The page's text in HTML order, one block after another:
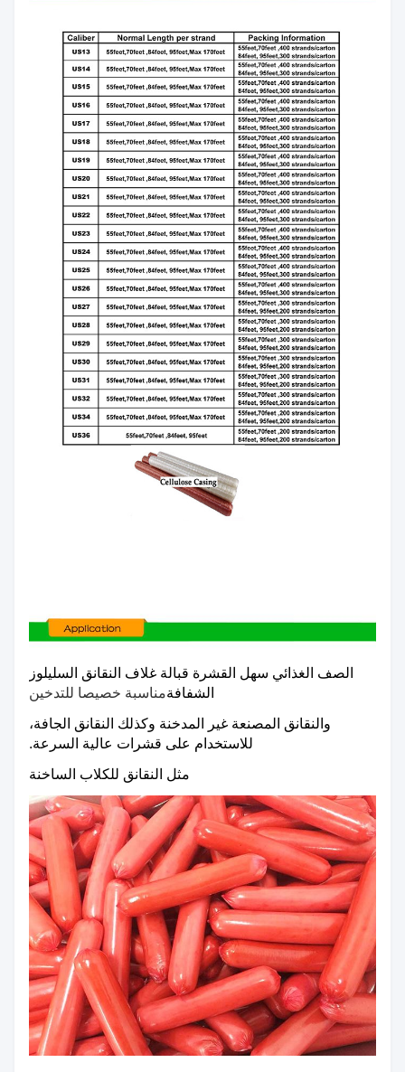
الصف الغذائي سهل القشرة قبالة غلاف النقانق السليلوز
الشفافةمناسبة خصيصا للتدخين
والنقانق المصنعة غير المدخنة وكذلك النقانق الجافة،
للاستخدام على قشرات عالية السرعة.
مثل النقانق للكلاب الساخنة